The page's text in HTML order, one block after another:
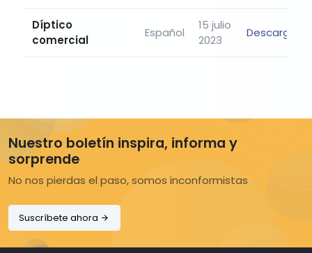
Díptico
comercial
Español
15 julio
2023
Descargar
Nuestro boletín inspira, informa y
sorprende
No nos pierdas el paso, somos inconformistas
Suscríbete ahora